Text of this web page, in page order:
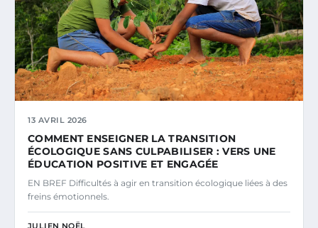
13 AVRIL 2026
COMMENT ENSEIGNER LA TRANSITION
ÉCOLOGIQUE SANS CULPABILISER : VERS UNE
ÉDUCATION POSITIVE ET ENGAGÉE
EN BREF Difficultés à agir en transition écologique liées à des
freins émotionnels.